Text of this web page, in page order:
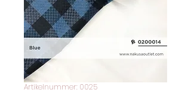
Artikelnummer: 0025